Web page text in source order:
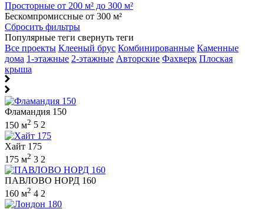
Просторные от 200 м² до 300 м²
Бескомпромиссные от 300 м²
Сбросить фильтры
Популярные теги свернуть теги
Все проекты Клееный брус Комбинированные Каменные
дома 1-этажные 2-этажные Авторские Фахверк Плоская
крыша
Фламандия 150
150 м2 5 2
Хайт 175
175 м2 3 2
ПАВЛОВО НОРД 160
160 м2 4 2